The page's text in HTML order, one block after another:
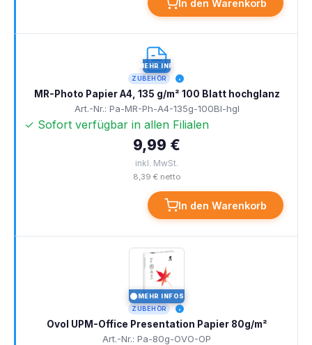
In den Warenkorb
MEHR INFOS
ZUBEHÖR
MR-Photo Papier A4, 135 g/m² 100 Blatt hochglanz
Art.-Nr.: Pa-MR-Ph-A4-135g-100Bl-hgl
✓ Sofort verfügbar in allen Filialen
9,99 €
inkl. MwSt.
8,39 € netto
In den Warenkorb
MEHR INFOS
ZUBEHÖR
Ovol UPM-Office Presentation Papier 80g/m²
Art.-Nr.: Pa-80g-OVO-OP